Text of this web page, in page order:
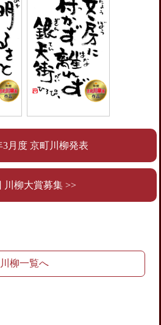
3月度 京町川柳発表
川柳大賞募集 >>
川柳一覧へ